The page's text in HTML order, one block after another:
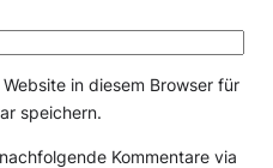
in diesem Browser für
speichern.
Kommentare via